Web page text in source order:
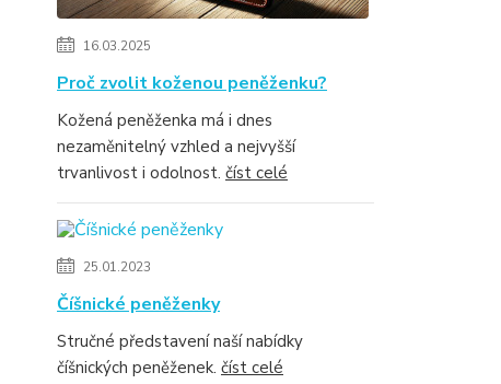
16.03.2025
Proč zvolit koženou peněženku?
Kožená peněženka má i dnes
nezaměnitelný vzhled a nejvyšší
trvanlivost i odolnost. číst celé
25.01.2023
Číšnické peněženky
Stručné představení naší nabídky
číšnických peněženek. číst celé